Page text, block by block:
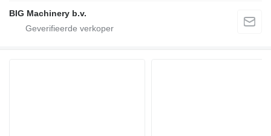
BIG Machinery b.v.